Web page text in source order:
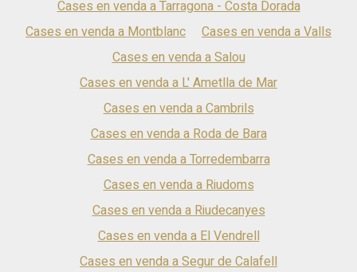
conserva nombrosos elements originals, reforçant el caràcter
històric i senyorial de l'habitatge. Ferran és un petit nucli (60
desembocadura del riu Gaià i a pocs quilòmetres d'Altafulla i la
seva costa. Ofereix la tranquil·litat d'un petit nucli sense
renunciar a la proximitat de tots els serveis i excel·lents
connexions amb Tarragona i Barcelona.
Cases en venda a Tarragona - Costa Dorada
Cases en venda a Montblanc
Cases en venda a Valls
Cases en venda a Salou
Cases en venda a L' Ametlla de Mar
Cases en venda a Cambrils
Cases en venda a Roda de Bara
Cases en venda a Torredembarra
Cases en venda a Riudoms
Cases en venda a Riudecanyes
Cases en venda a El Vendrell
Cases en venda a Segur de Calafell